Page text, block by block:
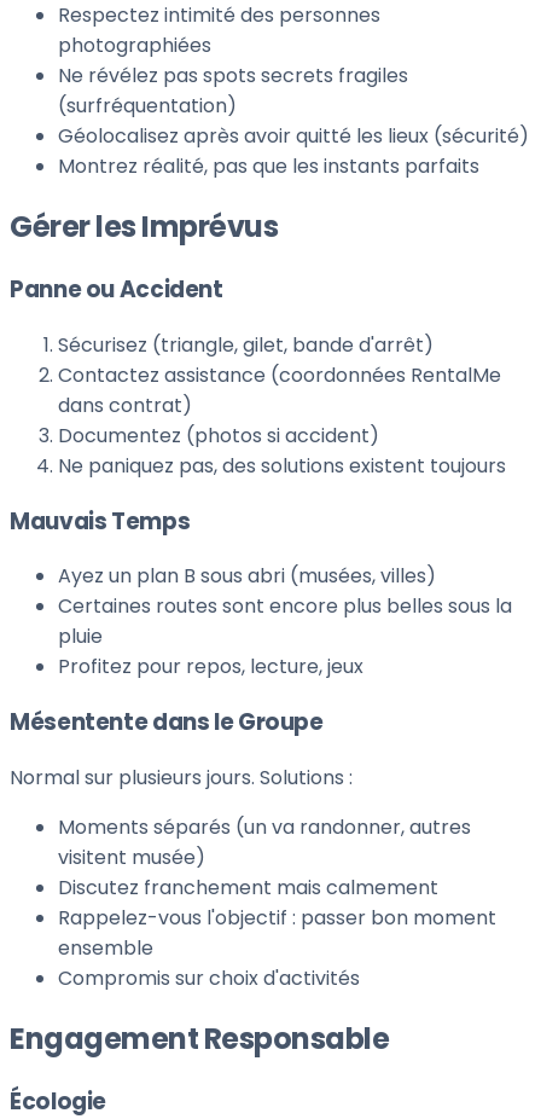
Respectez intimité des personnes
photographiées
Ne révélez pas spots secrets fragiles
(surfréquentation)
Géolocalisez après avoir quitté les lieux (sécurité)
Montrez réalité, pas que les instants parfaits
Gérer les Imprévus
Panne ou Accident
Sécurisez (triangle, gilet, bande d'arrêt)
Contactez assistance (coordonnées RentalMe
dans contrat)
Documentez (photos si accident)
Ne paniquez pas, des solutions existent toujours
Mauvais Temps
Ayez un plan B sous abri (musées, villes)
Certaines routes sont encore plus belles sous la
pluie
Profitez pour repos, lecture, jeux
Mésentente dans le Groupe
Normal sur plusieurs jours. Solutions :
Moments séparés (un va randonner, autres
visitent musée)
Discutez franchement mais calmement
Rappelez-vous l'objectif : passer bon moment
ensemble
Compromis sur choix d'activités
Engagement Responsable
Écologie